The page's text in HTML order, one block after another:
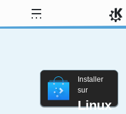
Installer
sur
Linux